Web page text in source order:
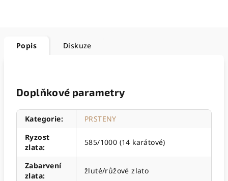
Popis Diskuze
Doplňkové parametry
Kategorie:
PRSTENY
Ryzost
zlata:
585/1000 (14 karátové)
Zabarvení
zlata:
žluté/růžové zlato